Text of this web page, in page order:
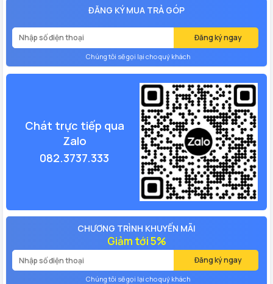
ĐĂNG KÝ MUA TRẢ GÓP
Đăng ký ngay
Chúng tôi sẽ gọi lại cho quý khách
Chát trực tiếp qua
Zalo
082.3737.333
CHƯƠNG TRÌNH KHUYẾN MÃI
Giảm tới 5%
Đăng ký ngay
Chúng tôi sẽ gọi lại cho quý khách